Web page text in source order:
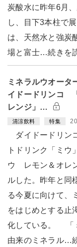
炭酸水に昨年6月
し、目下3本柱で
は、天然水と強炭
場と富士…続きを
ミネラルウオータ
イドードリンコ
レンジ」…
清涼飲料 特集
ダイドードリン
トドリンク「ミウ
ウ レモン＆オレ
ルした。昨年と同
る今夏に向けて、
をはじめとする止
化している。 「
由来のミネラル…